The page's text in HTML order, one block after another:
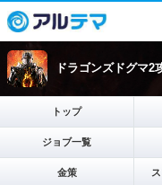
ドラゴンズドグマ2
トップ
ジョブ一覧
金策